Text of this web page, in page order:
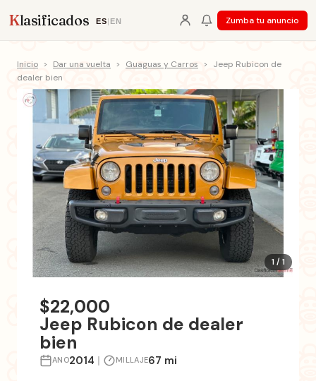
Klasificados ES| EN Zumba tu anuncio
Inicio > Dar una vuelta > Guaguas y Carros >
Jeep Rubicon de
dealer bien
1 / 1
$22,000
Jeep Rubicon de dealer
bien
ANO2014 | MILLAJE67 mi